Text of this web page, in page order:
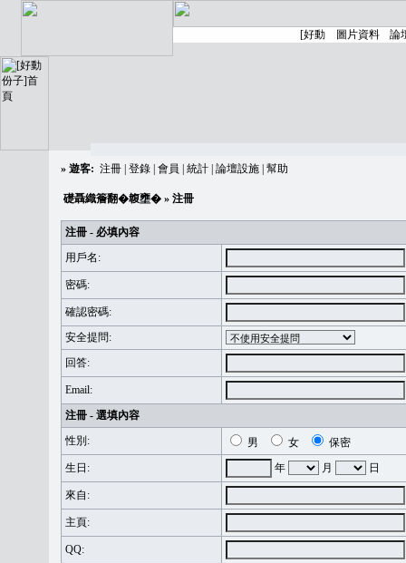
» 遊客: 注冊 登錄 會員 統計 論壇設施 幫助
礎聶織簷翻�䪖壅� » 注冊
注冊 - 必填內容
用戶名:
密碼:
確認密碼:
安全提問:
回答:
Email:
注冊 - 選填內容
性別:
男 女
保密
生日:
年 月 日
來自:
主頁:
QQ: